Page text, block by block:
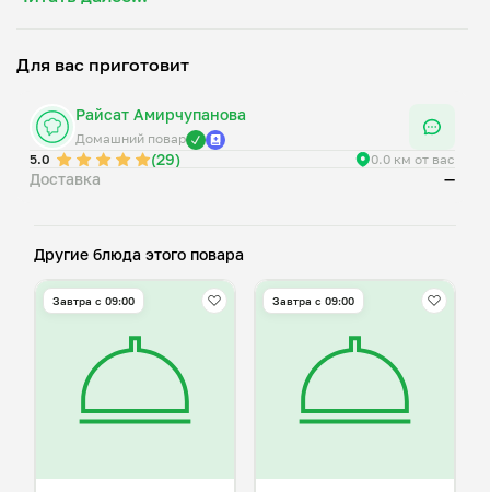
Для вас приготовит
Райсат Амирчупанова
Домашний повар
5.0
(29) 0.0 км от вас
Доставка —
Другие блюда этого повара
Завтра c 09:00 Завтра c 09:00